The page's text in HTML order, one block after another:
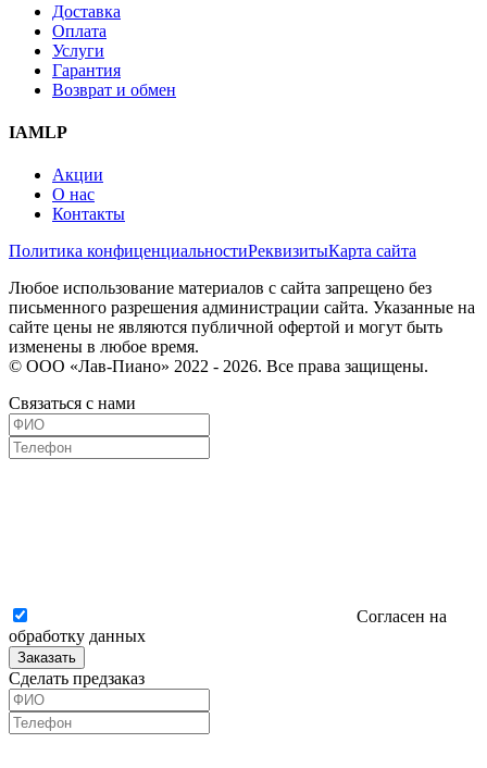
Доставка
Оплата
Услуги
Гарантия
Возврат и обмен
IAMLP
Акции
О нас
Контакты
Политика конфиценциальностиРеквизитыКарта сайта
Любое использование материалов с сайта запрещено без
письменного разрешения администрации сайта. Указанные на
сайте цены не являются публичной офертой и могут быть
изменены в любое время.
© ООО «Лав-Пиано» 2022 - 2026. Все права защищены.
Связаться с нами
Согласен на
обработку данных
Заказать
Сделать предзаказ